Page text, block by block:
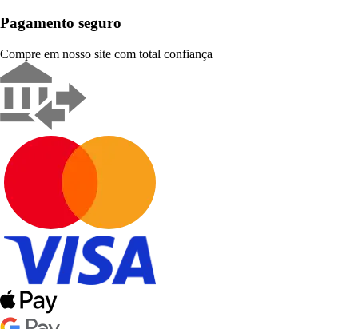
Pagamento seguro
Compre em nosso site com total confiança